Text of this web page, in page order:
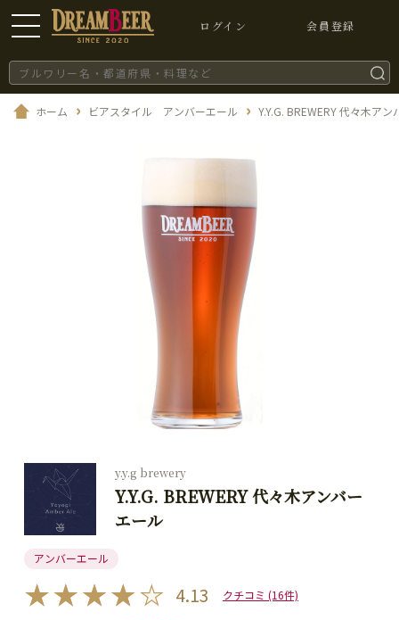
ログイン 会員登録
ホーム ビアスタイル アンバーエール Y.Y.G. BREWERY 代々木アン
y.y.g brewery
Y.Y.G. BREWERY 代々木アンバー
エール
アンバーエール
4.13 クチコミ (16件)